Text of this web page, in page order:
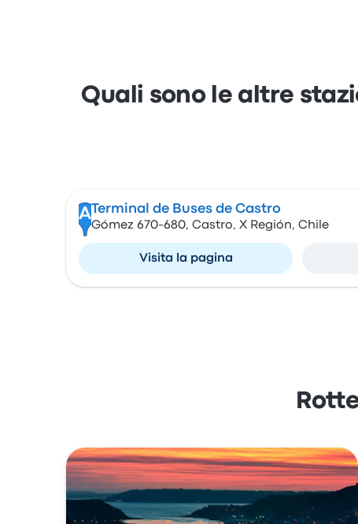
Quali sono le altre
A Terminal de Buses de Castro
Gómez 670-680, Castro, X Región, Chile
Visita la pagina